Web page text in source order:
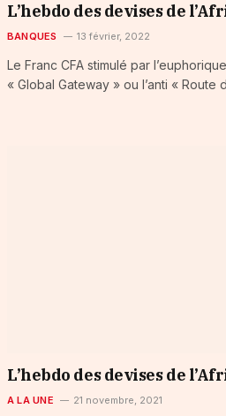
L’hebdo des devises de
BANQUES 13 février, 2022
Le Franc CFA stimulé par
« Global Gateway » ou l’anti « Route
L’hebdo des devises de
A LA UNE 21 novembre, 2021